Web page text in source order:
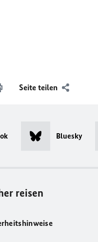
Seite teilen
Bluesky
reisen